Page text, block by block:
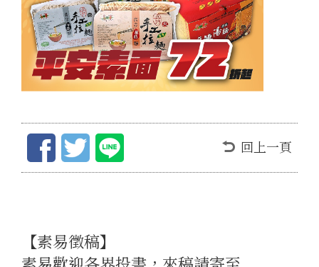
回上一頁
【素易徵稿】